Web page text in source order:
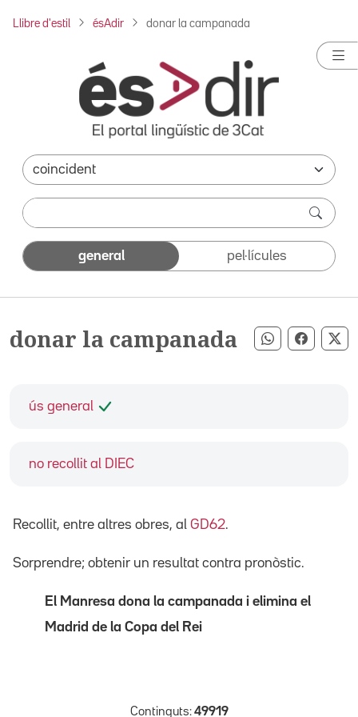
Llibre d'estil ésAdir donar la campanada
general pel·lícules
donar la campanada Compartir
ús general
no recollit al DIEC
Recollit, entre altres obres, al GD62.
Sorprendre; obtenir un resultat contra pronòstic.
El Manresa dona la campanada i elimina el
Madrid de la Copa del Rei
Continguts: 49919